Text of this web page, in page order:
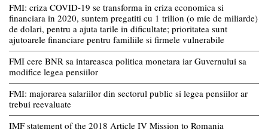
FMI: criza COVID-19 se transforma in criza economica si
financiara in 2020, suntem pregatiti cu 1 trilion (o mie de miliarde)
de dolari, pentru a ajuta tarile in dificultate; prioritatea sunt
ajutoarele financiare pentru familiile si firmele vulnerabile
FMI cere BNR sa intareasca politica monetara iar Guvernului sa
modifice legea pensiilor
FMI: majorarea salariilor din sectorul public si legea pensiilor ar
trebui reevaluate
IMF statement of the 2018 Article IV Mission to Romania